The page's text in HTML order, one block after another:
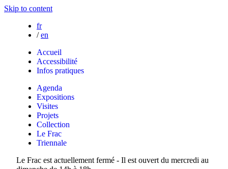
Skip to content
fr
/ en
Accueil
Accessibilité
Infos pratiques
Agenda
Expositions
Visites
Projets
Collection
Le Frac
Triennale
Le Frac est actuellement fermé - Il est ouvert du mercredi au